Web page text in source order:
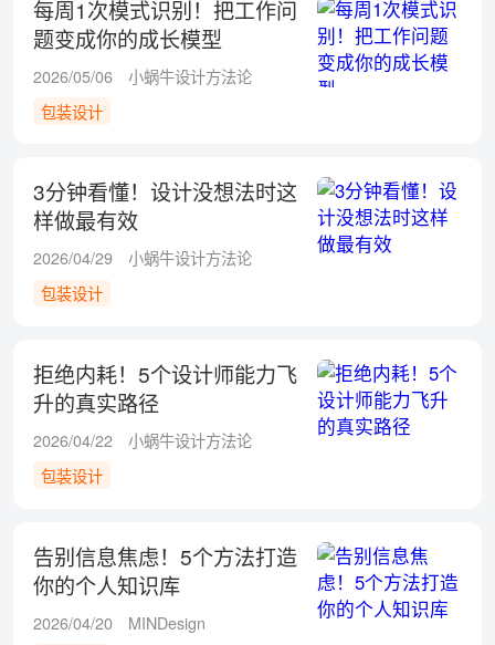
每周1次模式识别！把工作问
题变成你的成长模型
2026/05/06
小蜗牛设计方法论
包装设计
3分钟看懂！设计没想法时这
样做最有效
2026/04/29
小蜗牛设计方法论
包装设计
拒绝内耗！5个设计师能力飞
升的真实路径
2026/04/22
小蜗牛设计方法论
包装设计
告别信息焦虑！5个方法打造
你的个人知识库
2026/04/20
MINDesign